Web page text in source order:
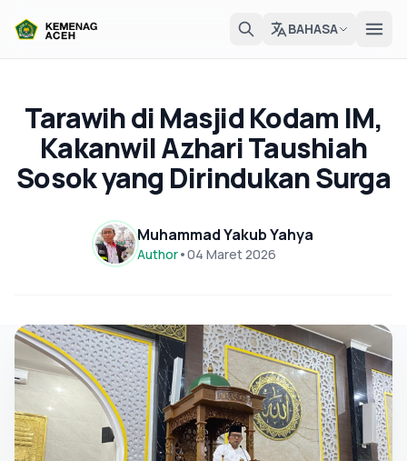
BAHASA
Tarawih di Masjid Kodam IM,
Kakanwil Azhari Taushiah
Sosok yang Dirindukan Surga
Muhammad Yakub Yahya
Author•04 Maret 2026